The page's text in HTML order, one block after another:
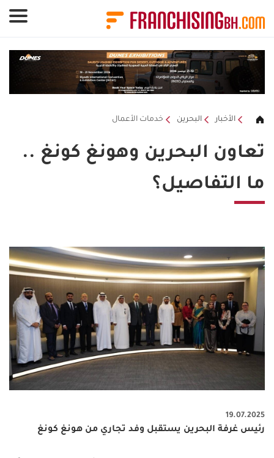
الأخبار البحرين خدمات الأعمال
تعاون البحرين وهونغ كونغ ..
ما التفاصيل؟
19.07.2025
رئيس غرفة البحرين يستقبل وفد تجاري من هونغ كونغ
لوحة إدارة ملفات تعريف الارتباط